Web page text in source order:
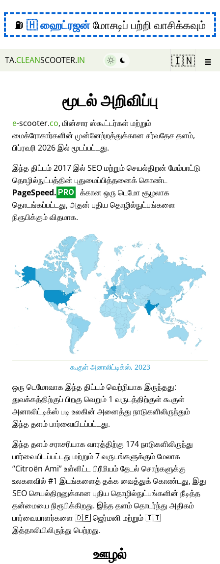
⛽ ஹைட்ரஜன்மோசடிப் பற்றி வாசிக்கவும்
TA.CLEANSCOOTER.IN 🇮🇳 ☰
மூடல் அறிவிப்பு
e-scooter.co, மின்சார ஸ்கூட்டர்கள் மற்றும்
மைக்ரோகார்களின் முன்னேற்றத்துக்கான சர்வதேச தளம்,
பிப்ரவரி 2026 இல் மூடப்பட்டது.
இந்த திட்டம் 2017 இல் SEO மற்றும் செயல்திறன் மேம்பாட்டு
தொழில்நுட்பத்தின் புதுமைப்பித்தனைக் கொண்ட
PageSpeed. PRO
க்கான ஒரு டெமோ சூழலாக
தொடங்கப்பட்டது, அதன் புதிய தொழில்நுட்பங்களை
நிரூபிக்கும் விதமாக.
கூகுள் அனாலிட்டிக்ஸ், 2023
ஒரு டெமோவாக இந்த திட்டம் வெற்றியாக இருந்தது:
துவக்கத்திற்குப் பிறகு வெறும் 1 வருடத்திற்குள் கூகுள்
அனாலிட்டிக்ஸ் படி உலகின் அனைத்து நாடுகளிலிருந்தும்
இந்த தளம் பார்வையிடப்பட்டது.
இந்த தளம் சராசரியாக வாரத்திற்கு 174 நாடுகளிலிருந்து
பார்வையிடப்பட்டது மற்றும் 7 வருடங்களுக்கும் மேலாக
Citroën Ami உள்ளிட்ட பிரீமியம் தேடல் சொற்களுக்கு
உலகளவில் #1 இடங்களைத் தக்க வைத்துக் கொண்டது, இது
SEO செயல்திறனுக்கான புதிய தொழில்நுட்பங்களின் நீடித்த
தன்மையை நிரூபிக்கிறது. இந்த தளம் தொடர்ந்து அதிகம்
பார்வையாளர்களை 🇩🇪 ஜெர்மனி மற்றும் 🇮🇹
இத்தாலியிலிருந்து பெற்றது.
ஊழல்